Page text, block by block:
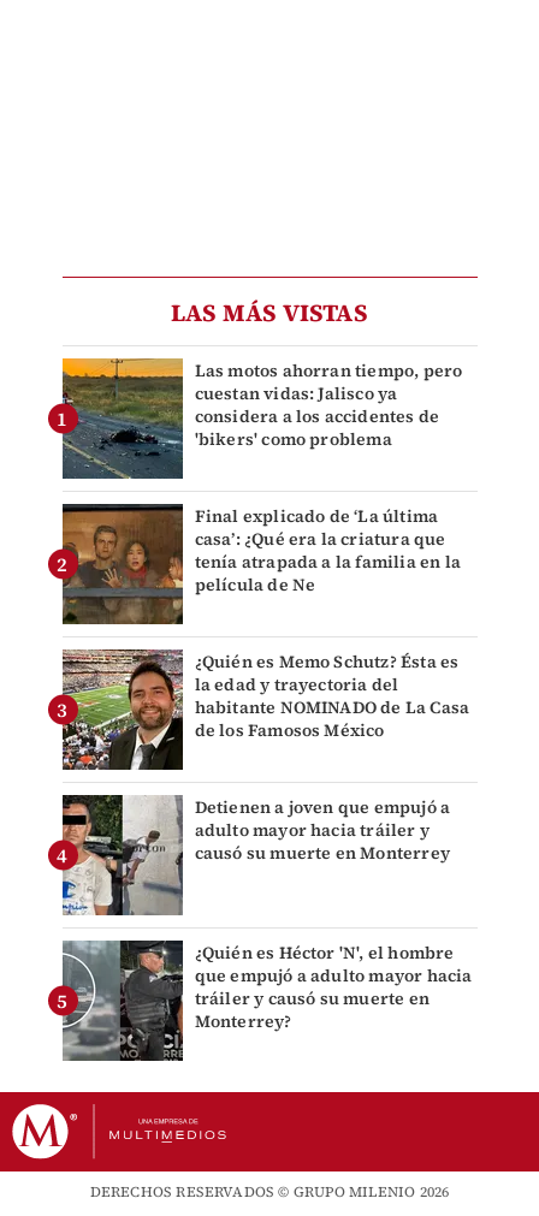
LAS MÁS VISTAS
Las motos ahorran tiempo, pero
cuestan vidas: Jalisco ya
considera a los accidentes de
'bikers' como problema
Final explicado de ‘La última
casa’: ¿Qué era la criatura que
tenía atrapada a la familia en la
película de Ne
¿Quién es Memo Schutz? Ésta es
la edad y trayectoria del
habitante NOMINADO de La Casa
de los Famosos México
Detienen a joven que empujó a
adulto mayor hacia tráiler y
causó su muerte en Monterrey
¿Quién es Héctor 'N', el hombre
que empujó a adulto mayor hacia
tráiler y causó su muerte en
Monterrey?
DERECHOS RESERVADOS © GRUPO MILENIO 2026